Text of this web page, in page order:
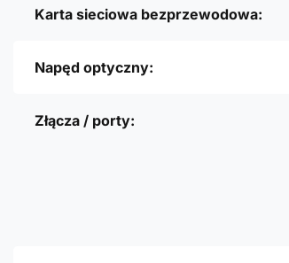
Karta sieciowa bezprzewodowa:
Napęd optyczny:
Złącza / porty: